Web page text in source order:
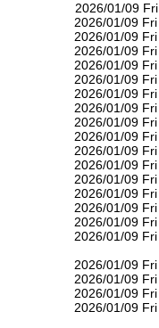
2026/01/09 Fri
2026/01/09 Fri
2026/01/09 Fri
2026/01/09 Fri
2026/01/09 Fri
2026/01/09 Fri
2026/01/09 Fri
2026/01/09 Fri
2026/01/09 Fri
2026/01/09 Fri
2026/01/09 Fri
2026/01/09 Fri
2026/01/09 Fri
2026/01/09 Fri
2026/01/09 Fri
2026/01/09 Fri
2026/01/09 Fri
2026/01/09 Fri
2026/01/09 Fri
2026/01/09 Fri
2026/01/09 Fri